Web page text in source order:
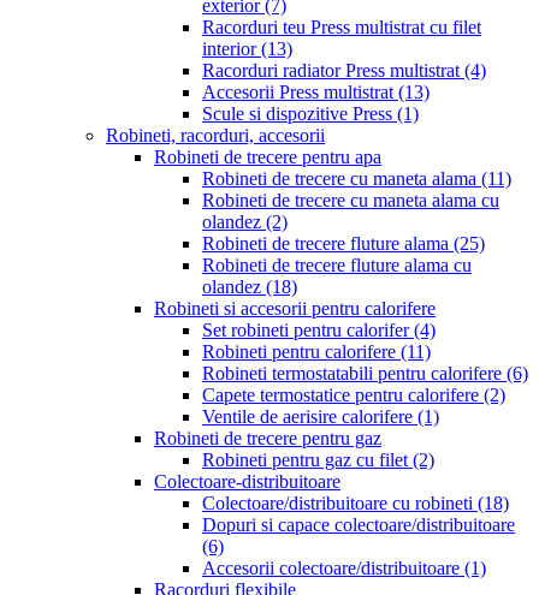
exterior(7)
Racorduri teu Press multistrat cu filet
interior(13)
Racorduri radiator Press multistrat (4)
Accesorii Press multistrat (13)
Scule si dispozitive Press (1)
Robineti, racorduri, accesorii
Robineti de trecere pentru apa
Robineti de trecere cu maneta alama (11)
Robineti de trecere cu maneta alama cu
olandez (2)
Robineti de trecere fluture alama (25)
Robineti de trecere fluture alama cu
olandez (18)
Robineti si accesorii pentru calorifere
Set robineti pentru calorifer(4)
Robineti pentru calorifere (11)
Robineti termostatabili pentru calorifere (6)
Capete termostatice pentru calorifere (2)
Ventile de aerisire calorifere (1)
Robineti de trecere pentru gaz
Robineti pentru gaz cu filet (2)
Colectoare-distribuitoare
Colectoare/distribuitoare cu robineti (18)
Dopuri si capace colectoare/distribuitoare
(6)
Accesorii colectoare/distribuitoare (1)
Racorduri flexibile